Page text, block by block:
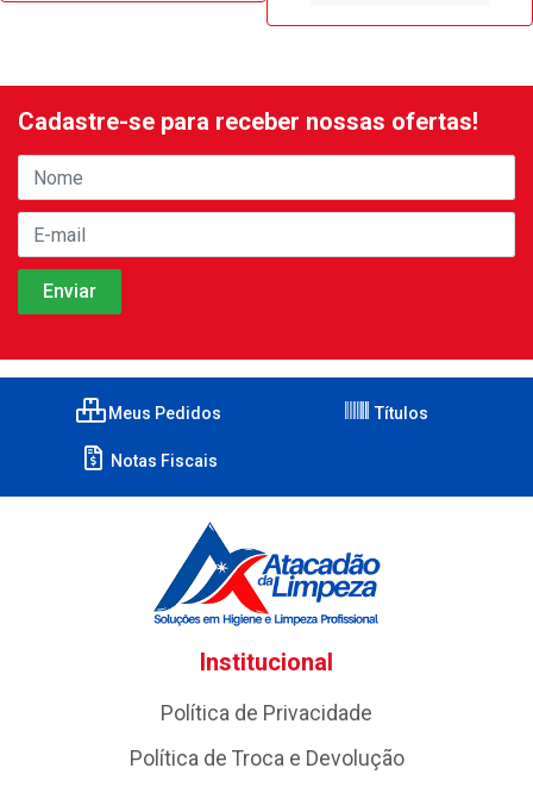
Cadastre-se para receber nossas ofertas!
Meus Pedidos Títulos
Notas Fiscais
Institucional
Política de Privacidade
Política de Troca e Devolução